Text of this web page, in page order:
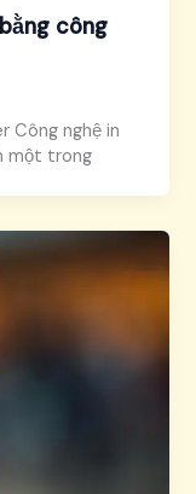
công
Công nghệ in
một trong